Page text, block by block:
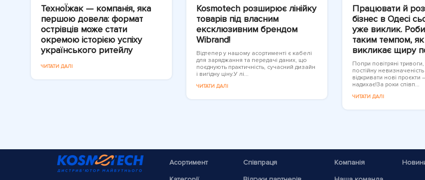
ТехноЇжак — компанія, яка
першою довела: формат
острівців може стати
окремою історією успіху
українського ритейлу
ЧИТАТИ ДАЛІ
Kosmotech розширює лінійку
товарів під власним
ексклюзивним брендом
Wibrand!
Відтепер у нашому асортименті є кабелі
для заряджання та передачі даних, що
поєднують практичність, сучасний дизайн
і вигідну ціну.У лі...
ЧИТАТИ ДАЛІ
Працювати й
бізнес в Одесі
уже виклик.
таким темпом,
викликає щиру
Попри повітряні
постійну
відкривати нові проєкти
надихає!За роки співп...
ЧИТАТИ ДАЛІ
Асортимент
Співпраця
Компанія